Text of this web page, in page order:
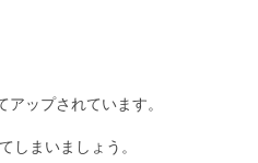
ップされています。
しまいましょう。